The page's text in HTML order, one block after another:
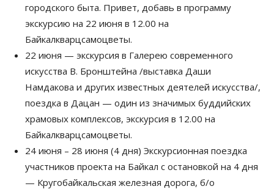
городского быта. Привет, добавь в программу
экскурсию на 22 июня в 12.00 на
Байкалкварцсамоцветы.
22 июня — экскурсия в Галерею современного
искусства В. Бронштейна /выставка Даши
Намдакова и других известных деятелей искусства/,
поездка в Дацан — один из значимых буддийских
храмовых комплексов, экскурсия в 12.00 на
Байкалкварцсамоцветы.
24 июня – 28 июня (4 дня) Экскурсионная поездка
участников проекта на Байкал с остановкой на 4 дня
— Кругобайкальская железная дорога, б/о